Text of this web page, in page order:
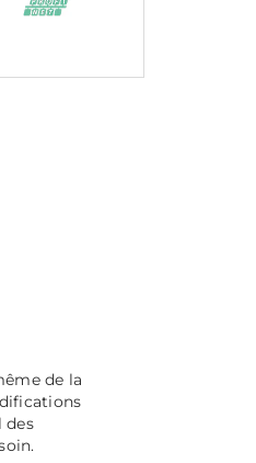
de la
des